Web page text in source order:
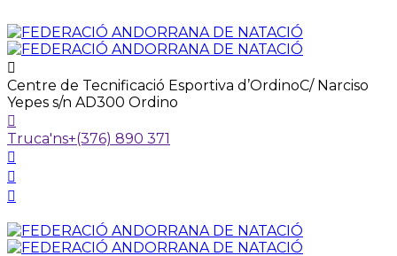
Centre de Tecnificació Esportiva d’OrdinoC/ Narciso
Yepes s/n AD300 Ordino
Truca'ns+(376) 890 371